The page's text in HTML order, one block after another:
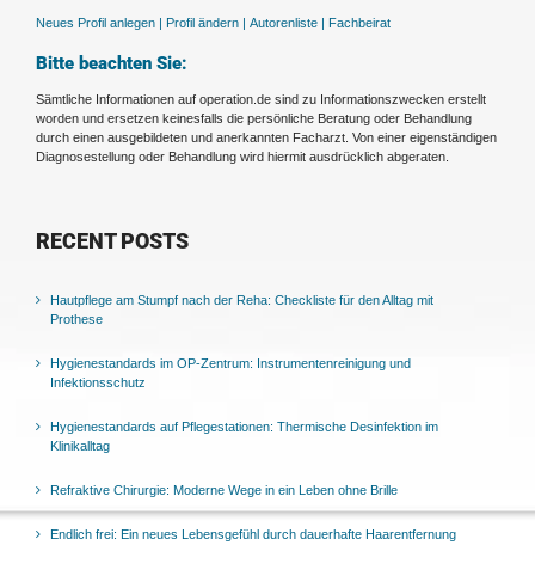
Neues Profil anlegen | Profil ändern | Autorenliste | Fachbeirat
Bitte beachten Sie:
Sämtliche Informationen auf operation.de sind zu Informationszwecken erstellt
worden und ersetzen keinesfalls die persönliche Beratung oder Behandlung
durch einen ausgebildeten und anerkannten Facharzt. Von einer eigenständigen
Diagnosestellung oder Behandlung wird hiermit ausdrücklich abgeraten.
RECENT POSTS
Hautpflege am Stumpf nach der Reha: Checkliste für den Alltag mit
Prothese
Hygienestandards im OP-Zentrum: Instrumentenreinigung und
Infektionsschutz
Hygienestandards auf Pflegestationen: Thermische Desinfektion im
Klinikalltag
Refraktive Chirurgie: Moderne Wege in ein Leben ohne Brille
Endlich frei: Ein neues Lebensgefühl durch dauerhafte Haarentfernung